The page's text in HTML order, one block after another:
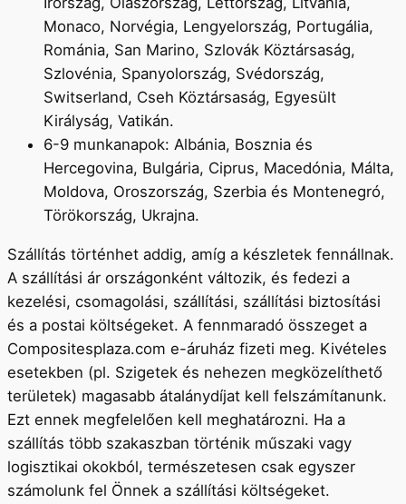
Monaco, Norvégia, Lengyelország, Portugália,
Románia, San Marino, Szlovák Köztársaság,
Szlovénia, Spanyolország, Svédország,
Switserland, Cseh Köztársaság, Egyesült
Királyság, Vatikán.
6-9 munkanapok: Albánia, Bosznia és
Hercegovina, Bulgária, Ciprus, Macedónia, Málta,
Moldova, Oroszország, Szerbia és Montenegró,
Törökország, Ukrajna.
Szállítás történhet addig, amíg a készletek fennállnak.
A szállítási ár országonként változik, és fedezi a
kezelési, csomagolási, szállítási, szállítási biztosítási
és a postai költségeket. A fennmaradó összeget a
Compositesplaza.com e-áruház fizeti meg. Kivételes
esetekben (pl. Szigetek és nehezen megközelíthető
területek) magasabb átalánydíjat kell felszámítanunk.
Ezt ennek megfelelően kell meghatározni. Ha a
szállítás több szakaszban történik műszaki vagy
logisztikai okokból, természetesen csak egyszer
számolunk fel Önnek a szállítási költségeket.